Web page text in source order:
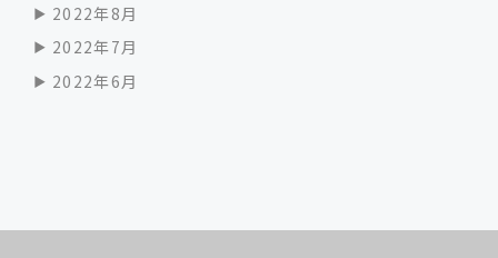
2022年8月
2022年7月
2022年6月